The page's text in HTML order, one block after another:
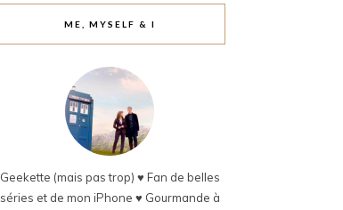
ME, MYSELF & I
Geekette (mais pas trop) ♥ Fan de belles
séries et de mon iPhone ♥ Gourmande à